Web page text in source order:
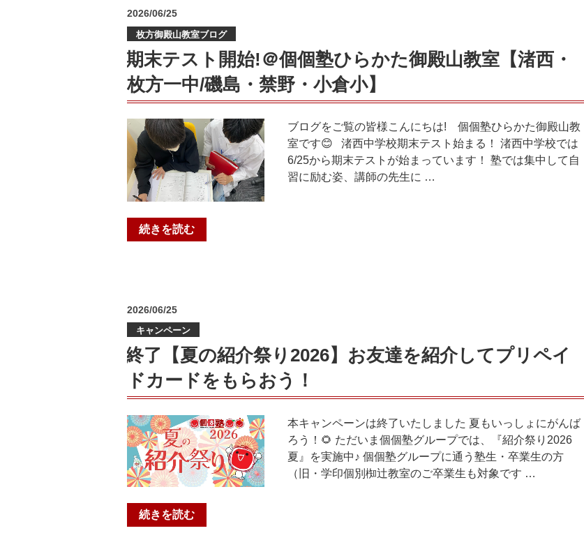
小・
御
蔵
山
小・
桃
中・
桃
山
東
小・
桜
中・
日
野
小・
春
日
野
小）”
の
じ
ゃ
な
い！
熱
い
夏
期
習
ま
で
の
カ
ウ
ン
🔥
＠
個
個
塾
山
科
教
室”
の
投
日:
2026/06/25
枚方御殿山教室ブログ
期末テスト開始!＠個個塾ひらかた御殿山教室【渚西・
枚方一中/磯島・禁野・小倉小】
ブログをご覧の皆様こんにちは! 個個塾ひらかた御殿山教
室です😊 渚西中学校期末テスト始まる！ 渚西中学校では
6/25から期末テストが始まっています！ 塾では集中して自
習に励む姿、講師の先生に …
“期
末
開
始!
＠
個
個
塾
ひ
ら
か
た
御
山
教
続きを読む
投
2026/06/25
キャンペーン
終了【夏の紹介祭り2026】お友達を紹介してプリペイ
ドカードをもらおう！
本キャンペーンは終了いたしました 夏もいっしょにがんば
ろう！🌻 ただいま個個塾グループでは、『紹介祭り2026
夏』を実施中♪ 個個塾グループに通う塾生・卒業生の方
（旧・学印個別椥辻教室のご卒業生も対象です …
“終
了
続きを読む